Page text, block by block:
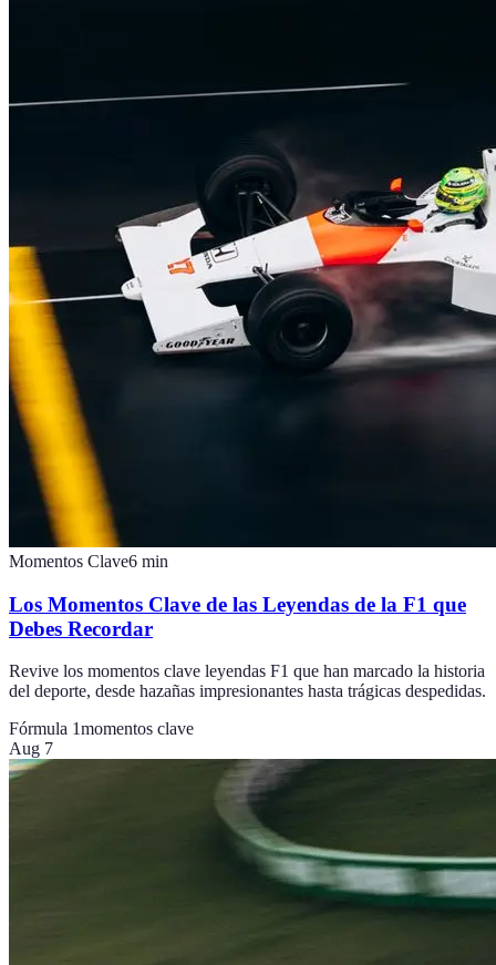
Momentos Clave6 min
Los Momentos Clave de las Leyendas de la F1 que
Debes Recordar
Revive los momentos clave leyendas F1 que han marcado la historia
del deporte, desde hazañas impresionantes hasta trágicas despedidas.
Fórmula 1momentos clave
Aug 7